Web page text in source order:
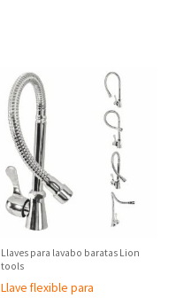
Llaves para lavabo baratas Lion
tools
Llave flexible para